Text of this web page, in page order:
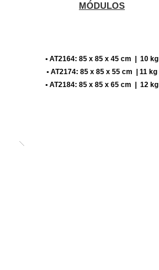
MÓDULOS
• AT2164: 85 x 85 x 45 cm | 10 kg
• AT2174: 85 x 85 x 55 cm | 11 kg
• AT2184: 85 x 85 x 65 cm | 12 kg